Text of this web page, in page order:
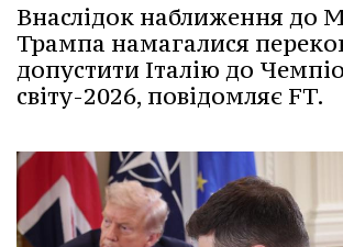
Внаслідок наближення до
Трампа намагалися
допустити Італію до
світу-2026, повідомляє FT.